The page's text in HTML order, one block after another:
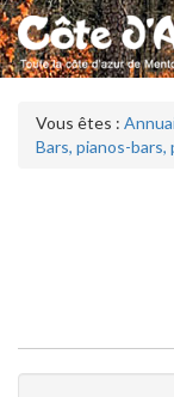
Vous êtes :
Bars, pianos-bars,